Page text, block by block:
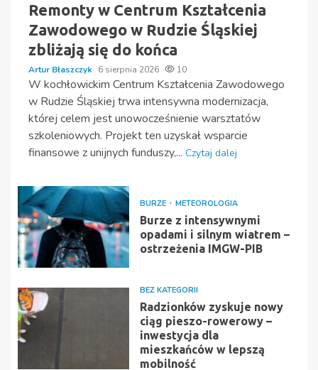
Remonty w Centrum Kształcenia
Zawodowego w Rudzie Śląskiej
zbliżają się do końca
Artur Błaszczyk 6 sierpnia 2026 10
W kochłowickim Centrum Kształcenia Zawodowego
w Rudzie Śląskiej trwa intensywna modernizacja,
której celem jest unowocześnienie warsztatów
szkoleniowych. Projekt ten uzyskał wsparcie
finansowe z unijnych funduszy,... Czytaj dalej
BURZE METEOROLOGIA
Burze z intensywnymi
opadami i silnym wiatrem –
ostrzeżenia IMGW-PIB
BEZ KATEGORII
Radzionków zyskuje nowy
ciąg pieszo-rowerowy –
inwestycja dla
mieszkańców w lepszą
mobilność